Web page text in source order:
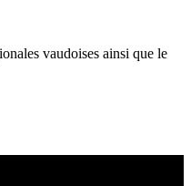
vaudoises ainsi que le